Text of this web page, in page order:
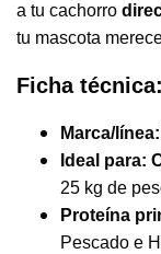
a tu cachorro
tu mascota
Ficha técnica:
Marca/línea:
Ideal para:
25 kg de
Proteína
Pescado e